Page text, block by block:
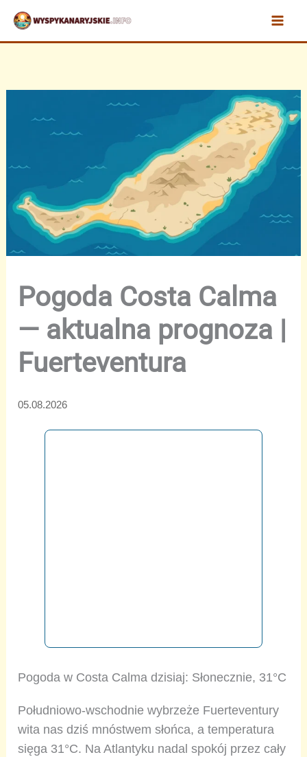
Przejdź
treści
Pogoda Costa Calma
— aktualna prognoza |
Fuerteventura
05.08.2026
Pogoda w Costa Calma dzisiaj: Słonecznie, 31°C
Południowo-wschodnie wybrzeże Fuerteventury
wita nas dziś mnóstwem słońca, a temperatura
sięga 31°C. Na Atlantyku nadal spokój przez cały